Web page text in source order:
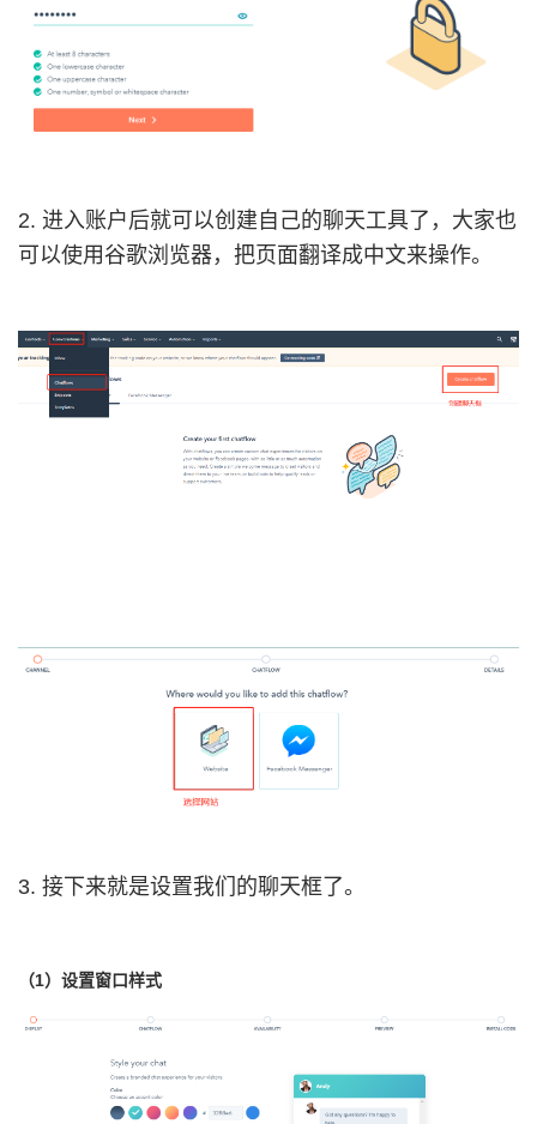
2. 进入账户后就可以创建自己的聊天工具了，大家也
可以使用谷歌浏览器，把页面翻译成中文来操作。
3. 接下来就是设置我们的聊天框了。
（1）设置窗口样式